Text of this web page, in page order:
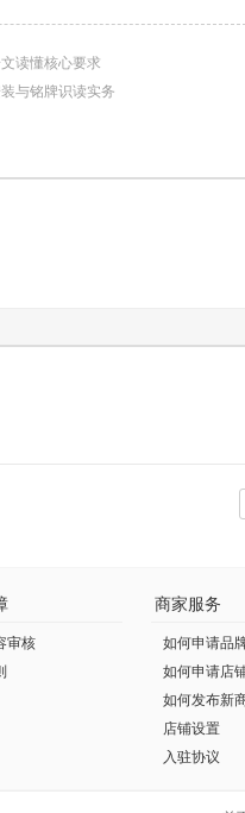
读懂核心要求
与铭牌识读实务
审核
商家服务
如何申请品
如何申请店
如何发布新
店铺设置
入驻协议